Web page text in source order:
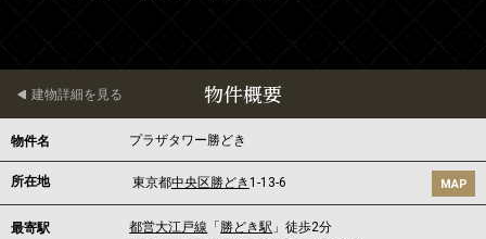
物件概要
建物詳細を見る
物件名 プラザタワー勝どき
所在地 東京都中央区勝どき 1-13-6 MAP
最寄駅 都営大江戸線 「 勝どき駅 」徒歩2分